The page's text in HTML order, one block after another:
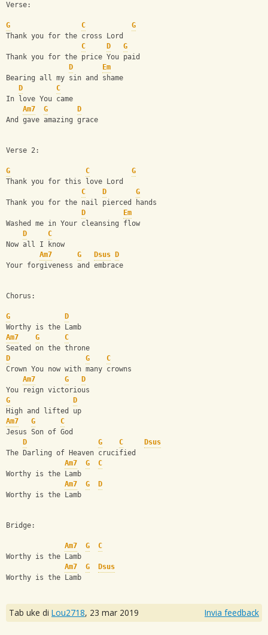
Verse:
G C
G
Thank you for the cross Lord
C
D
G
Thank you for the price You paid
D
Em
Bearing all my sin and shame
D
C
In love You came
Am7
G
D
And gave amazing grace
Verse 2:
G C
G
Thank you for this love Lord
C
D
G
Thank you for the nail pierced hands
D
Em
Washed me in Your cleansing flow
D
C
Now all I know
Am7
G Dsus
D
Your forgiveness and embrace
Chorus:
G
D
Worthy is the Lamb
Am7
G
C
Seated on the throne
D
G
C
Crown You now with many crowns
Am7
G
D
You reign victorious
G
D
High and lifted up
Am7
G
C
Jesus Son of God
D
G C
Dsus
The Darling of Heaven crucified
Am7
G
C
Worthy is the Lamb
Am7
G
D
Worthy is the Lamb
Bridge:
Am7 G
C
Worthy is the Lamb
Am7
G
Dsus
Worthy is the Lamb
Tab uke di Lou2718, 23 mar 2019 Invia feedback